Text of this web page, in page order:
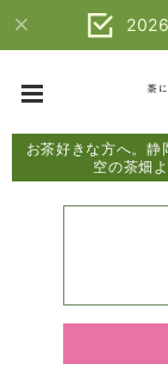
お茶好きな方へ。静
空の茶畑